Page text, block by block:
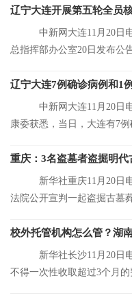
辽宁大连开展第五轮全员
中新网大连11月20日电
总指挥部办公室20日发布公
辽宁大连7例确诊病例和1
中新网大连11月20日电
康委获悉，当日，大连有7
重庆：3名盗墓者盗掘明代
新华社重庆11月20日电
法院公开宣判一起盗掘古墓
校外托管机构怎么管？湖
新华社长沙11月20日电
不得一次性收取超过3个月